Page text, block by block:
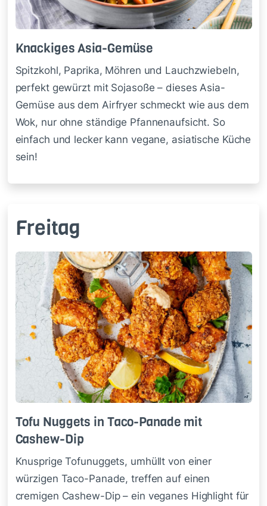
Knacki­ges Asia-Ge­mü­se
Spitzkohl, Paprika, Möhren und Lauchzwiebeln,
perfekt gewürzt mit Sojasoße – dieses Asia-
Gemüse aus dem Airfryer schmeckt wie aus dem
Wok, nur ohne ständige Pfannenaufsicht. So
einfach und lecker kann vegane, asiatische Küche
sein!
Freitag
Tofu Nug­gets in Taco-Pa­na­de mit
Cashew-Dip
Knusprige Tofunuggets, umhüllt von einer
würzigen Taco-Panade, treffen auf einen
cremigen Cashew-Dip – ein veganes Highlight für